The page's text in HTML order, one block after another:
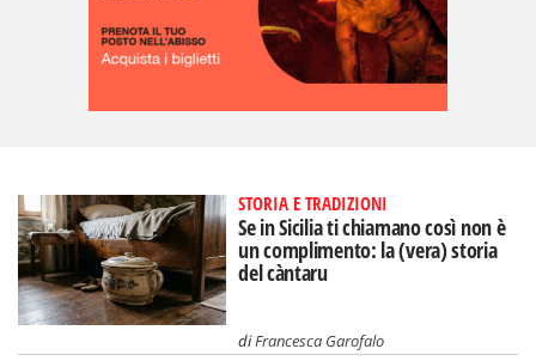
STORIA E TRADIZIONI
Se in Sicilia ti chiamano così non è
un complimento: la (vera) storia
del càntaru
diFrancesca Garofalo